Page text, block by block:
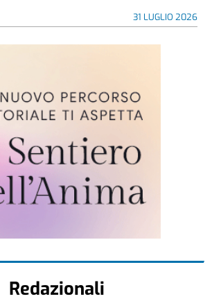
31 LUGLIO 2026
Redazionali